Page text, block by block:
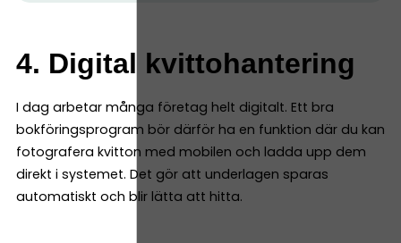
4. Digital kvittohantering
I dag arbetar många företag helt digitalt. Ett bra
bokföringsprogram bör därför ha en funktion där du kan
fotografera kvitton med mobilen och ladda upp dem
direkt i systemet. Det gör att underlagen sparas
automatiskt och blir lätta att hitta.